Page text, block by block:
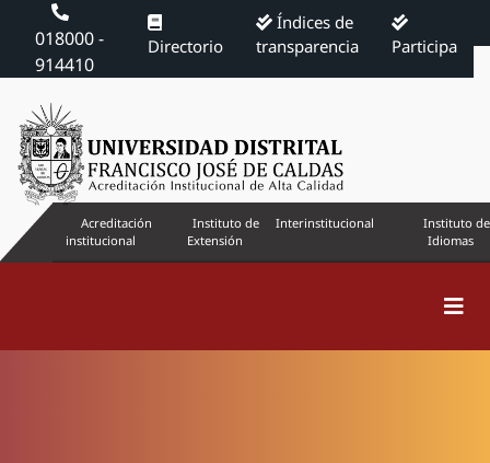
018000 -
914410
Directorio
Índices de
transparencia
Participa
Acreditación
institucional
Instituto de
Extensión
Interinstitucional
Instituto de
Idiomas